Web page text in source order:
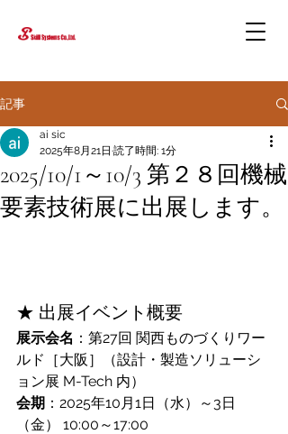
記事
2025/10/1～10/3 第２８回機械
要素技術展に出展します。
ai sic
2025年8月21日 読了時間: 1分
★ 出展イベント概要
展示会名 ：第27回 関西ものづくりワー
ルド［大阪］（設計・製造ソリューシ
ョン展 M-Tech 内）
会期 ：2025年10月1日（水）～3日
（金） 10:00～17:00